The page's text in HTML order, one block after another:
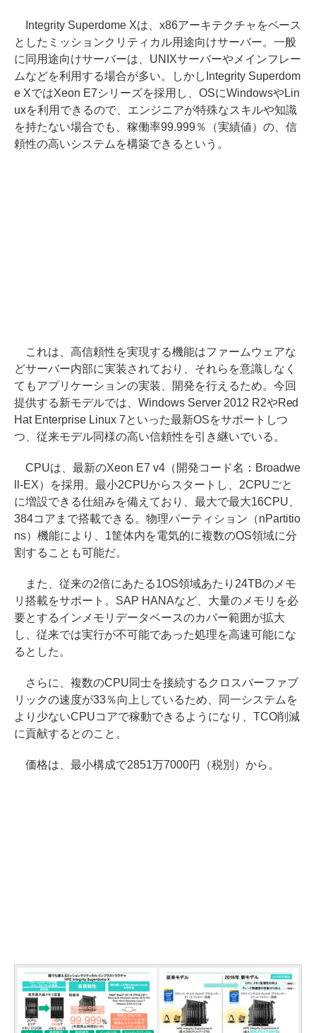
Integrity Superdome Xは、x86アーキテクチャをベース
としたミッションクリティカル用途向けサーバー。一般
に同用途向けサーバーは、UNIXサーバーやメインフレー
ムなどを利用する場合が多い。しかしIntegrity Superdom
e XではXeon E7シリーズを採用し、OSにWindowsやLin
uxを利用できるので、エンジニアが特殊なスキルや知識
を持たない場合でも、稼働率99.999％（実績値）の、信
頼性の高いシステムを構築できるという。
これは、高信頼性を実現する機能はファームウェアな
どサーバー内部に実装されており、それらを意識しなく
てもアプリケーションの実装、開発を行えるため。今回
提供する新モデルでは、Windows Server 2012 R2やRed
Hat Enterprise Linux 7といった最新OSをサポートしつ
つ、従来モデル同様の高い信頼性を引き継いでいる。
CPUは、最新のXeon E7 v4（開発コード名：Broadwe
ll-EX）を採用。最小2CPUからスタートし、2CPUごと
に増設できる仕組みを備えており、最大で最大16CPU、
384コアまで搭載できる。物理パーティション（nPartitio
ns）機能により、1筐体内を電気的に複数のOS領域に分
割することも可能だ。
また、従来の2倍にあたる1OS領域あたり24TBのメモ
リ搭載をサポート。SAP HANAなど、大量のメモリを必
要とするインメモリデータベースのカバー範囲が拡大
し、従来では実行が不可能であった処理を高速可能にな
るとした。
さらに、複数のCPU同士を接続するクロスバーファブ
リックの速度が33％向上しているため、同一システムを
より少ないCPUコアで稼動できるようになり、TCO削減
に貢献するとのこと。
価格は、最小構成で2851万7000円（税別）から。